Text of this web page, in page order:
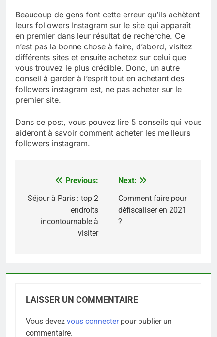
Beaucoup de gens font cette erreur qu’ils achètent
leurs followers Instagram sur le site qui apparaît
en premier dans leur résultat de recherche. Ce
n’est pas la bonne chose à faire, d’abord, visitez
différents sites et ensuite achetez sur celui que
vous trouvez le plus crédible. Donc, un autre
conseil à garder à l’esprit tout en achetant des
followers instagram est, ne pas acheter sur le
premier site.
Dans ce post, vous pouvez lire 5 conseils qui vous
aideront à savoir comment acheter les meilleurs
followers instagram.
Navigation
de
l’article
Previous:
Séjour à Paris : top 2
endroits
incontournable à
visiter
Next:
Comment faire pour
défiscaliser en 2021
?
LAISSER UN COMMENTAIRE
Vous devez vous connecterpour publier un
commentaire.